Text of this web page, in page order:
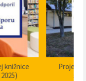
Projekt Dom smútku
stavebné úpravy